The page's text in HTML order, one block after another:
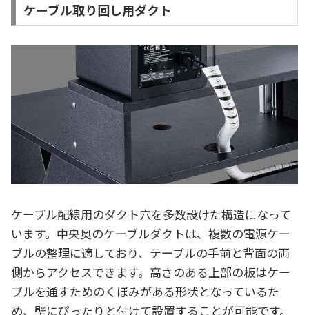
ケーブル取り回し用ダクト
ケーブル配線用のダクト穴を多数設けた構造になって
います。中央奥のケーブルダクトは、複数の電源ケー
ブルの整理に適しており、テーブルの手前と背面の両
側からアクセスできます。高さのある上部の板はケー
ブルを通すためのくぼみがある形状となっているた
め、壁にぴったりと付けて設置することが可能です。